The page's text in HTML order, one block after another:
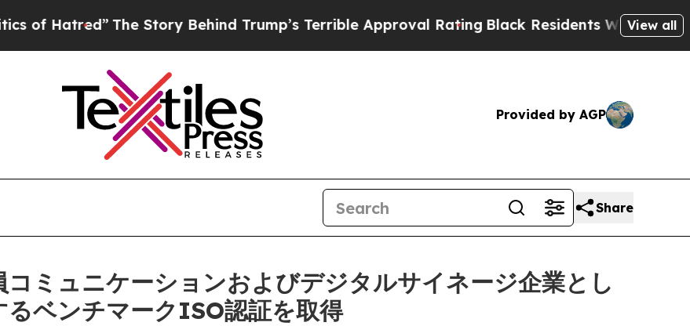
The Story Behind Trump’s Terrible Approval Rating Black Residents Warned of View all
Provided by AGP
Share
ミュニケーションおよびデジタルサイネージ企業とし
ベンチマークISO認証を取得